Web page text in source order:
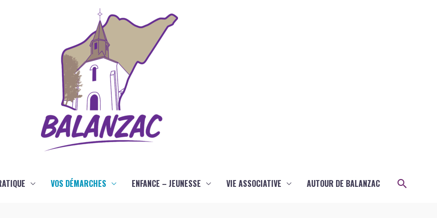
VOS DÉMARCHES ENFANCE – JEUNESSE VIE ASSOCIATIVE AUTOUR DE BALANZAC